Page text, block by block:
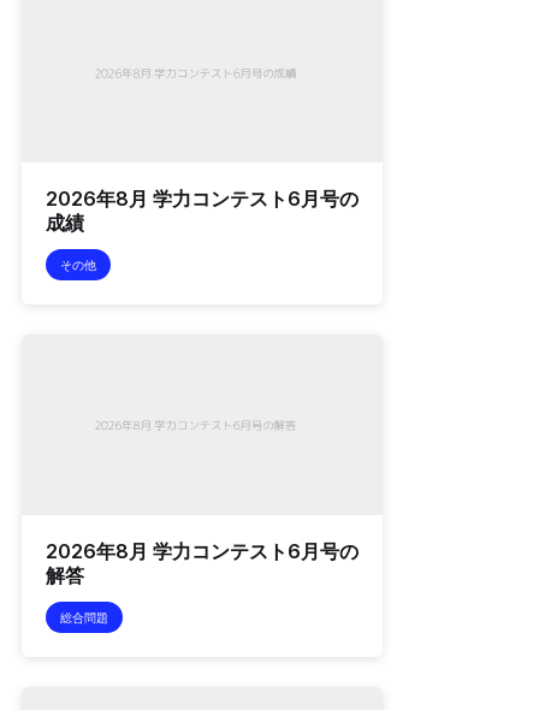
2026年8月 学力コンテスト6月号の
成績
その他
2026年8月 学力コンテスト6月号の
解答
総合問題